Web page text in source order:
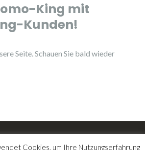
King mit
Kunden!
Seite. Schauen Sie bald wieder
Cookies, um Ihre Nutzungserfahrung